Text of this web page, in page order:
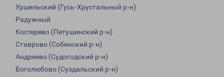
Уршельский (Гусь-Хрустальный р-н)
Радужный
Костерево (Петушинский р-н)
Ставрово (Собинский р-н)
Андреево (Судогодский р-н)
Боголюбово (Суздальский р-н)